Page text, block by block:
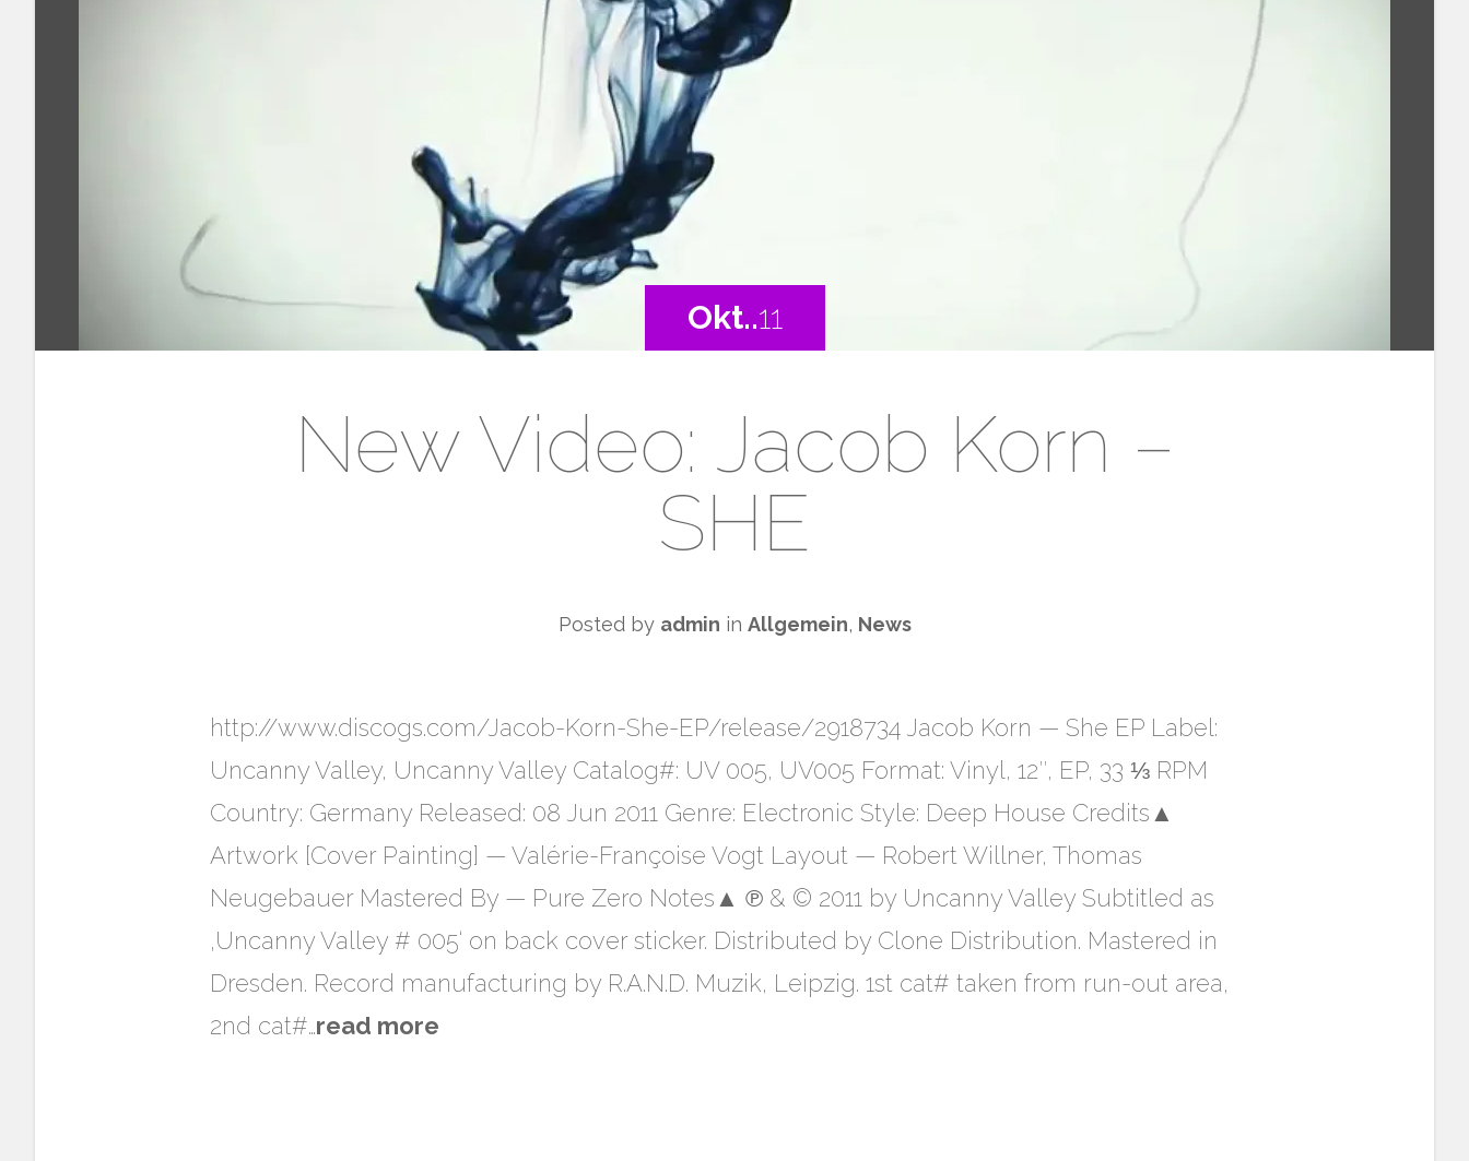
Okt..11
New Video: Jacob Korn –
SHE
Posted by admin in Allgemein, News
http://www.discogs.com/Jacob-Korn-She-EP/release/2918734 Jacob Korn — She EP Label:
Uncanny Valley, Uncanny Valley Catalog#: UV 005, UV005 Format: Vinyl, 12″, EP, 33 ⅓ RPM
Country: Germany Released: 08 Jun 2011 Genre: Electronic Style: Deep House Credits▲
Artwork [Cover Painting] — Valérie-Françoise Vogt Layout — Robert Willner, Thomas
Neugebauer Mastered By — Pure Zero Notes▲ ℗ & © 2011 by Uncanny Valley Subtitled as
‚Uncanny Valley # 005‘ on back cover sticker. Distributed by Clone Distribution. Mastered in
Dresden. Record manufacturing by R.A.N.D. Muzik, Leipzig. 1st cat# taken from run-out area,
2nd cat#…read more